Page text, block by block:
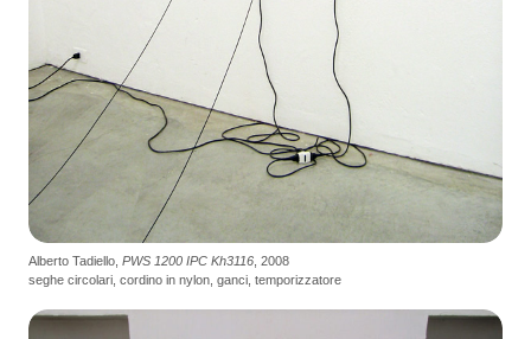
Alberto Tadiello, PWS 1200 IPC Kh3116 , 2008
seghe circolari, cordino in nylon, ganci, temporizzatore